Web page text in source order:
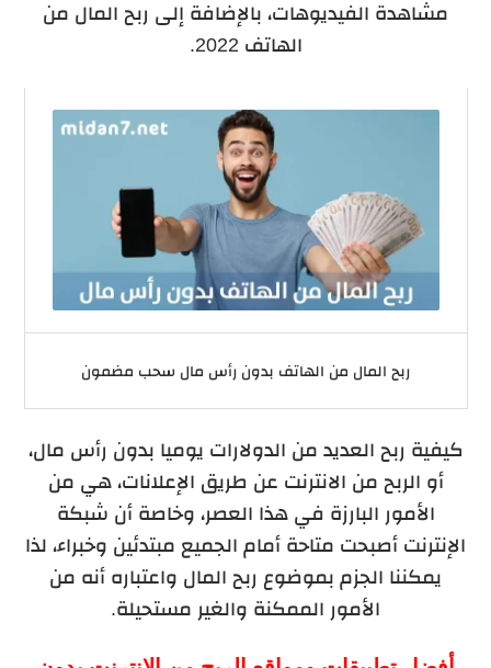
مشاهدة الفيديوهات، بالإضافة إلى ربح المال من
الهاتف 2022.
ربح المال من الهاتف بدون رأس مال سحب مضمون
كيفية ربح العديد من الدولارات يوميا بدون رأس مال،
أو الربح من الانترنت عن طريق الإعلانات، هي من
الأمور البارزة في هذا العصر، وخاصة أن شبكة
الإنترنت أصبحت متاحة أمام الجميع مبتدئين وخبراء، لذا
يمكننا الجزم بموضوع ربح المال واعتباره أنه من
الأمور الممكنة والغير مستحيلة.